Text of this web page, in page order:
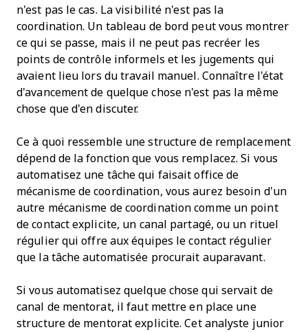
n'est pas le cas. La visibilité n'est pas la
coordination. Un tableau de bord peut vous montrer
ce qui se passe, mais il ne peut pas recréer les
points de contrôle informels et les jugements qui
avaient lieu lors du travail manuel. Connaître l'état
d'avancement de quelque chose n'est pas la même
chose que d'en discuter.
Ce à quoi ressemble une structure de remplacement
dépend de la fonction que vous remplacez. Si vous
automatisez une tâche qui faisait office de
mécanisme de coordination, vous aurez besoin d'un
autre mécanisme de coordination comme un point
de contact explicite, un canal partagé, ou un rituel
régulier qui offre aux équipes le contact régulier
que la tâche automatisée procurait auparavant.
Si vous automatisez quelque chose qui servait de
canal de mentorat, il faut mettre en place une
structure de mentorat explicite. Cet analyste junior